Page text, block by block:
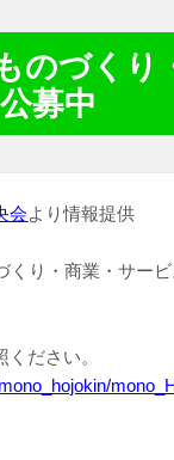
のづく
募中
会より情報提供
くり・商業・サー
ださい。